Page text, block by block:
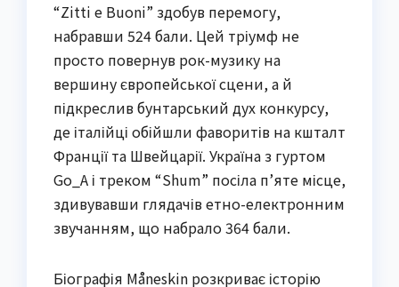
“Zitti e Buoni” здобув перемогу,
набравши 524 бали. Цей тріумф не
просто повернув рок-музику на
вершину європейської сцени, а й
підкреслив бунтарський дух конкурсу,
де італійці обійшли фаворитів на кшталт
Франції та Швейцарії. Україна з гуртом
Go_A і треком “Shum” посіла п’яте місце,
здивувавши глядачів етно-електронним
звучанням, що набрало 364 бали.
Біографія Måneskin розкриває історію